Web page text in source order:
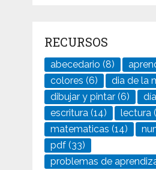
RECURSOS
abecedario (8)
colores (6) dia de la
dibujar y pintar (6)
escritura (14) lectura
matematicas (14)
pdf (33)
problemas de